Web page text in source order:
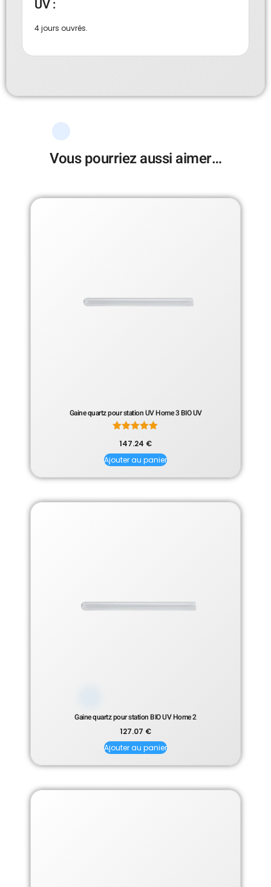
UV :
4 jours ouvrés.
Vous pourriez aussi aimer…
Gaine quartz pour station UV Home 3 BIO UV
5.00
sur 5
147.24 €
Ajouter au panier
Gaine quartz pour station BIO UV Home 2
127.07 €
Ajouter au panier